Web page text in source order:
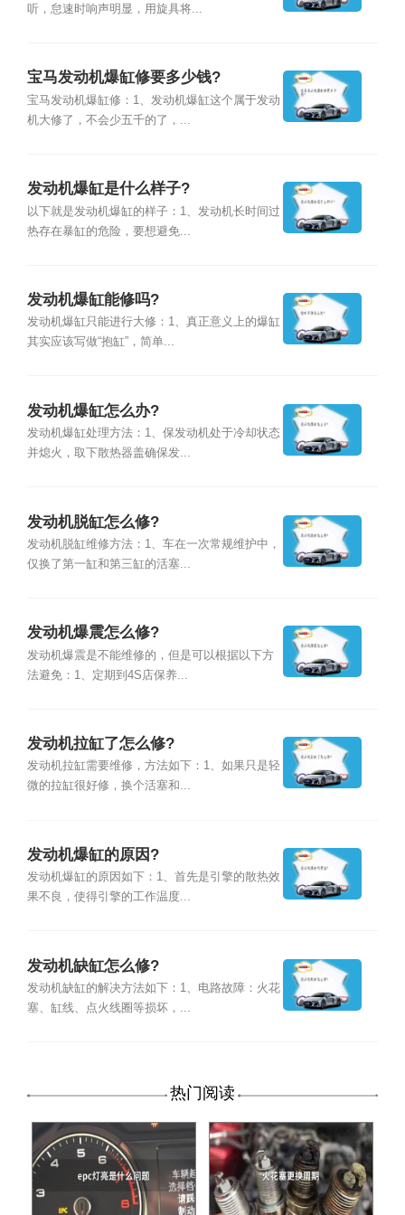
听，怠速时响声明显，用旋具将...
宝马发动机爆缸修要多少钱?
宝马发动机爆缸修：1、发动机爆缸这个属于发动
机大修了，不会少五千的了，...
发动机爆缸是什么样子?
以下就是发动机爆缸的样子：1、发动机长时间过
热存在暴缸的危险，要想避免...
发动机爆缸能修吗?
发动机爆缸只能进行大修：1、真正意义上的爆缸
其实应该写做“抱缸”，简单...
发动机爆缸怎么办?
发动机爆缸处理方法：1、保发动机处于冷却状态
并熄火，取下散热器盖确保发...
发动机脱缸怎么修?
发动机脱缸维修方法：1、车在一次常规维护中，
仅换了第一缸和第三缸的活塞...
发动机爆震怎么修?
发动机爆震是不能维修的，但是可以根据以下方
法避免：1、定期到4S店保养...
发动机拉缸了怎么修?
发动机拉缸需要维修，方法如下：1、如果只是轻
微的拉缸很好修，换个活塞和...
发动机爆缸的原因?
发动机爆缸的原因如下：1、首先是引擎的散热效
果不良，使得引擎的工作温度...
发动机缺缸怎么修?
发动机缺缸的解决方法如下：1、电路故障：火花
塞、缸线、点火线圈等损坏，...
热门阅读